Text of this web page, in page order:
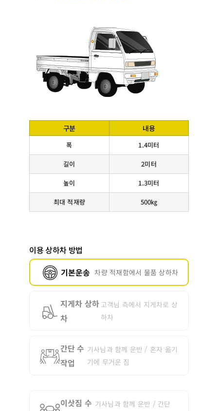
구분 내용
폭 1.4미터
길이 2미터
높이 1.3미터
최대 적재량 500㎏
이용 상하차 방법
기본운송 차량 적재함에서 물품 상하차
지게차 상하
차
고객님 측에서 지게차로 상
하차
간단 수
작업
기사님과 함께 운반 / 혼자 옮기
기에 무거운 짐
이삿짐 수 기사님과 함께 운반 / 간단